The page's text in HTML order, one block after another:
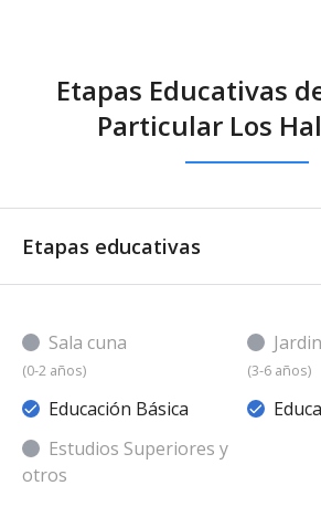
Etapas Educativas
Particular Los
Etapas educativas
Sala cuna
(0-2 años) (3-6 años)
Educación Básica
Estudios Superiores y
otros